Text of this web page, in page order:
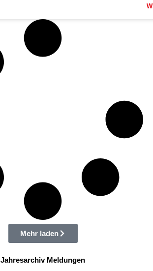
Mehr laden
Jahresarchiv Meldungen